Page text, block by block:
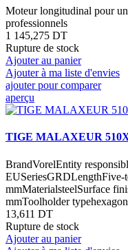
Moteur longitudinal pour
professionnels
1 145,275 DT
Rupture de stock
Ajouter au panier
Ajouter à ma liste d'envies
ajouter pour comparer
aperçu
TIGE MALAXEUR
BrandVorelEntity
EUSeriesGRDLengthFive-
mmMaterialsteelSurface
mmToolholder
13,611 DT
Rupture de stock
Ajouter au panier